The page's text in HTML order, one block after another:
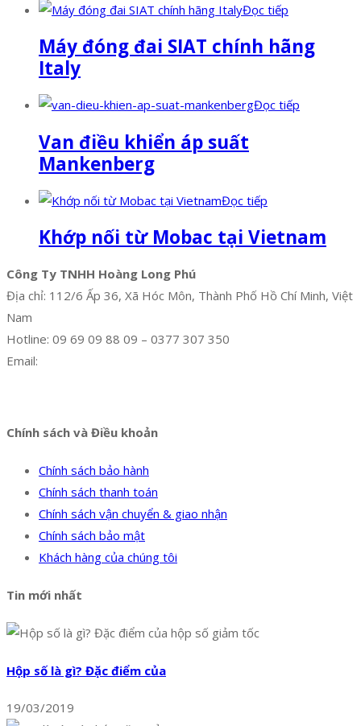
Đọc tiếp
Máy đóng đai SIAT chính hãng
Italy
Đọc tiếp
Van điều khiển áp suất
Mankenberg
Đọc tiếp
Khớp nối từ Mobac tại Vietnam
Công Ty TNHH Hoàng Long Phú
Địa chỉ: 112/6 Ấp 36, Xã Hóc Môn, Thành Phố Hồ Chí Minh, Việt
Nam
Hotline: 09 69 09 88 09 – 0377 307 350
Email:
Chính sách và Điều khoản
Chính sách bảo hành
Chính sách thanh toán
Chính sách vận chuyển & giao nhận
Chính sách bảo mật
Khách hàng của chúng tôi
Tin mới nhất
Hộp số là gì? Đặc điểm của
19/03/2019